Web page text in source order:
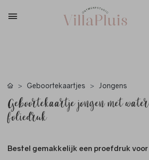
Geboortekaartjes Jongens
Geboortekaartje jongen met
foliedruk
Bestel gemakkelijk een proefdruk voor